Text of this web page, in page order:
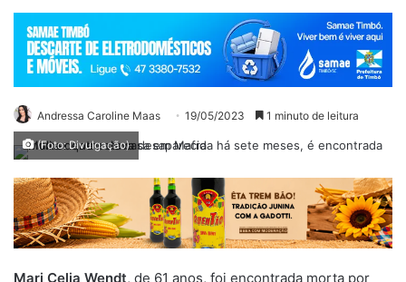
Andressa Caroline Maas 19/05/2023 1 minuto de leitura
(Foto: Divulgação)
Mari Celia Wendt, de 61 anos, foi encontrada morta por